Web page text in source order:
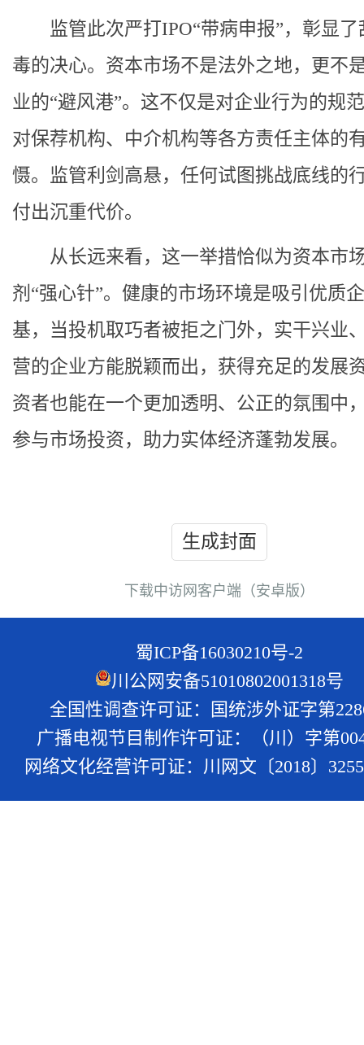
监管此次严打IPO“带病申报”，彰显了
毒的决心。资本市场不是法外之地，更不
业的“避风港”。这不仅是对企业行为的规
对保荐机构、中介机构等各方责任主体的
慑。监管利剑高悬，任何试图挑战底线的
付出沉重代价。
从长远来看，这一举措恰似为资本市
剂“强心针”。健康的市场环境是吸引优质
基，当投机取巧者被拒之门外，实干兴业
营的企业方能脱颖而出，获得充足的发展
资者也能在一个更加透明、公正的氛围中
参与市场投资，助力实体经济蓬勃发展。
生成封面
下载中访网客户端（安卓版）
蜀ICP备16030210号-2
川公网安备51010802001318号
全国性调查许可证：国统涉外证字第
广播电视节目制作许可证：（川）字第
网络文化经营许可证：川网文〔2018〕